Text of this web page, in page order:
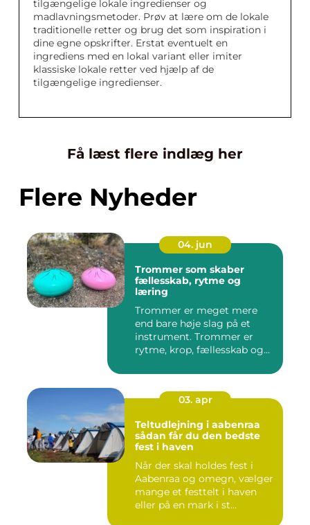
tilgængelige lokale ingredienser og
madlavningsmetoder. Prøv at lære om de lokale
traditionelle retter og brug det som inspiration i
dine egne opskrifter. Erstat eventuelt en
ingrediens med en lokal variant eller imiter
klassiske lokale retter ved hjælp af de
tilgængelige ingredienser.
Få læst flere indlæg her
Flere Nyheder
04. jun
Trommer som skaber
fællesskab, rytme og
læring
Trommer er meget mere
end bare høje slag på et
instrument. Trommer er
rytme, krop, fællesskab og
03. apr
Teltudlejning i aabenraa
sådan får du den bedste
fest i haven
Når der skal holdes fest i
Aabenraa og omegn, vælger
mange et festtelt i haven
eller på en mark i st...